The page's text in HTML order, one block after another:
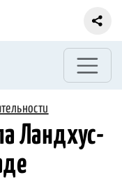
Ландхус-